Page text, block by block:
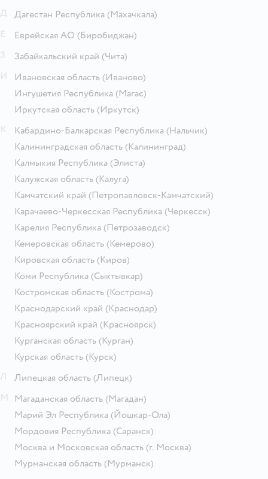
Дагестан Республика (Махачкала)
Еврейская АО (Биробиджан)
Забайкальский край (Чита)
Ивановская область (Иваново)
Ингушетия Республика (Магас)
Иркутская область (Иркутск)
Кабардино-Балкарская Республика (Нальчик)
Калининградская область (Калининград)
Калмыкия Республика (Элиста)
Калужская область (Калуга)
Камчатский край (Петропавловск-Камчатский)
Карачаево-Черкесская Республика (Черкесск)
Карелия Республика (Петрозаводск)
Кемеровская область (Кемерово)
Кировская область (Киров)
Коми Республика (Сыктывкар)
Костромская область (Кострома)
Краснодарский край (Краснодар)
Красноярский край (Красноярск)
Курганская область (Курган)
Курская область (Курск)
Липецкая область (Липецк)
Магаданская область (Магадан)
Марий Эл Республика (Йошкар-Ола)
Мордовия Республика (Саранск)
Москва и Московская область (г. Москва)
Мурманская область (Мурманск)